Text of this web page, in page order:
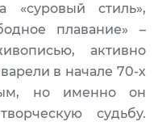
«суровый стиль»,
плавание» –
активно
в начале 70-х
но именно он
судьбу.